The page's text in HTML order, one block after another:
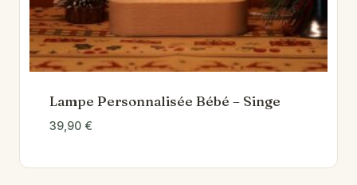
Lampe Personnalisée Bébé – Singe
39,90 €